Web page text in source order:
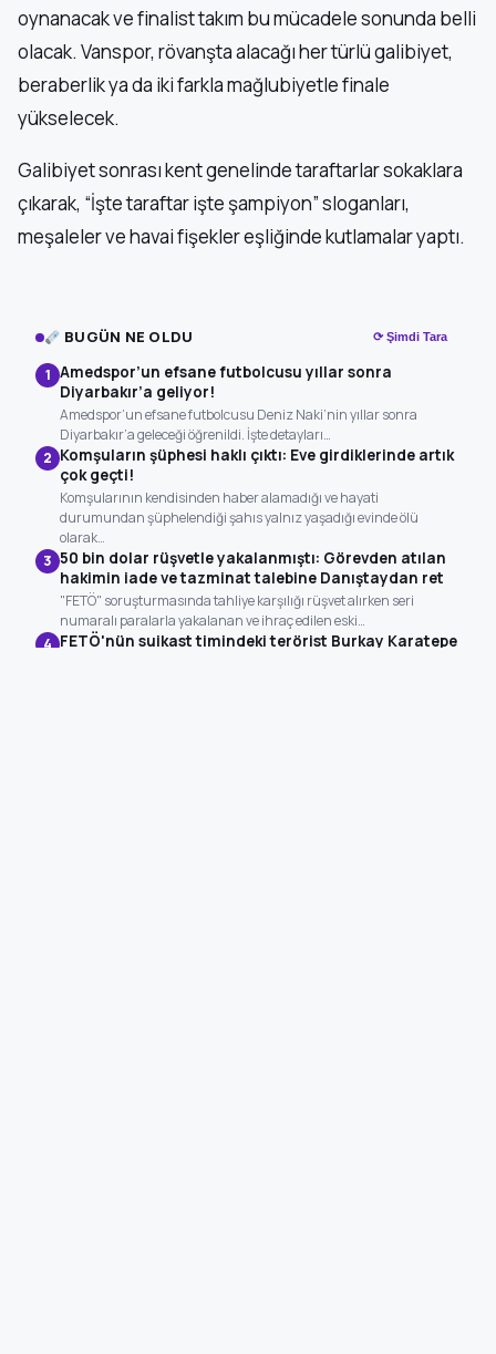
oynanacak ve finalist takım bu mücadele sonunda belli
olacak. Vanspor, rövanşta alacağı her türlü galibiyet,
beraberlik ya da iki farkla mağlubiyetle finale
yükselecek.
Galibiyet sonrası kent genelinde taraftarlar sokaklara
çıkarak, “İşte taraftar işte şampiyon” sloganları,
meşaleler ve havai fişekler eşliğinde kutlamalar yaptı.
BUGÜN NE OLDU ⟳ Şimdi Tara
1 Amedspor’un efsane futbolcusu yıllar sonra
Diyarbakır’a geliyor!
Amedspor’un efsane futbolcusu Deniz Naki’nin yıllar sonra
Diyarbakır’a geleceği öğrenildi. İşte detayları…
2 Komşuların şüphesi haklı çıktı: Eve girdiklerinde artık
çok geçti!
Komşularının kendisinden haber alamadığı ve hayati
durumundan şüphelendiği şahıs yalnız yaşadığı evinde ölü
olarak…
3 50 bin dolar rüşvetle yakalanmıştı: Görevden atılan
hakimin iade ve tazminat talebine Danıştaydan ret
"FETÖ" soruşturmasında tahliye karşılığı rüşvet alırken seri
numaralı paralarla yakalanan ve ihraç edilen eski…
4 FETÖ'nün suikast timindeki terörist Burkay Karatepe